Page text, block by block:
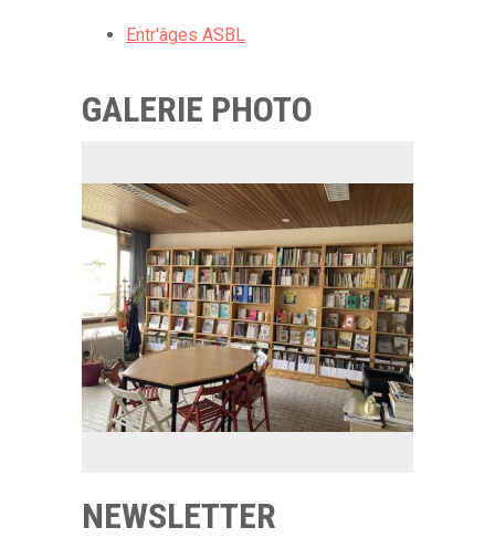
Entr'âges ASBL
GALERIE PHOTO
NEWSLETTER